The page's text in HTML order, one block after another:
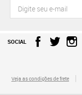
SOCIAL
Veja as condições de frete